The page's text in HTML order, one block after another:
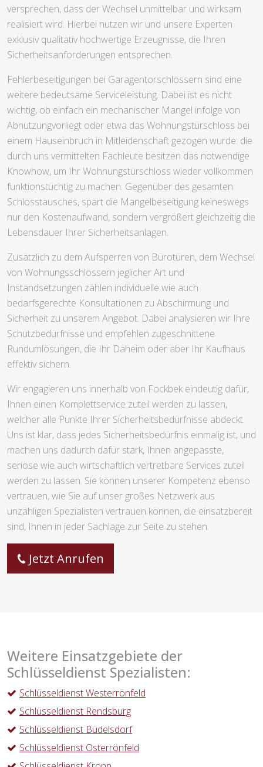
versprechen, dass der Wechsel unmittelbar und wirksam
realisiert wird. Hierbei nutzen wir und unsere Experten
exklusiv qualitativ hochwertige Erzeugnisse, die Ihren
Sicherheitsanforderungen entsprechen.
Fehlerbeseitigungen bei Garagentorschlössern sind eine
weitere bedeutsame Serviceleistung. Dabei ist es nicht
wichtig, ob einfach ein mechanischer Mangel infolge von
Abnutzungvorliegt oder etwa das Wohnungstürschloss bei
einem Hauseinbruch in Mitleidenschaft gezogen wurde: die
durch uns vermittelten Fachleute besitzen das notwendige
Knowhow, um Ihr Wohnungstürschloss wieder vollkommen
funktionstüchtig zu machen. Gegenüber des gesamten
Schlosstausches, spart die Mangelbeseitigung keineswegs
nur den Kostenaufwand, sondern vergrößert gleichzeitig die
Lebensdauer Ihrer Sicherheitsanlagen.
Zusätzlich zu dem Aufsperren von Bürotüren, dem Wechsel
von Wohnungsschlössern jeglicher Art und
Instandsetzungen zählen individuelle wie auch
bedarfsgerechte Konsultationen zu Abschirmung und
Sicherheit zu unserem Angebot. Dabei analysieren wir Ihre
Schutzbedürfnisse und empfehlen zugeschnittene
Rundumlösungen, die Ihr Daheim oder aber Ihr Kaufhaus
effektiv sichern.
Wir engagieren uns innerhalb von Fockbek eindeutig dafür,
Ihnen einen Komplettservice zuteil werden zu lassen,
welcher alle Punkte Ihrer Sicherheitsbedürfnisse abdeckt.
Uns ist klar, dass jedes Sicherheitsbedürfnis einmalig ist, und
machen uns dadurch dafür stark, Ihnen angepasste,
seriöse wie auch wirtschaftlich vertretbare Services zuteil
werden zu lassen. Sie können unserer Kompetenz ebenso
vertrauen, wie Sie auf unser großes Netzwerk aus
unzähligen Spezialisten vertrauen können, die einsatzbereit
sind, Ihnen in jeder Sachlage zur Seite zu stehen.
Jetzt Anrufen
Weitere Einsatzgebiete der
Schlüsseldienst Spezialisten:
Schlüsseldienst Westerrönfeld
Schlüsseldienst Rendsburg
Schlüsseldienst Büdelsdorf
Schlüsseldienst Osterrönfeld